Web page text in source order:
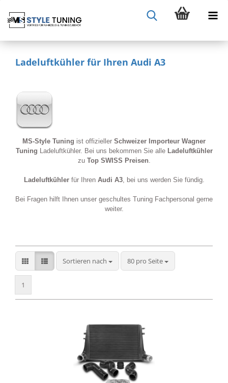
Ladeluftkühler für Ihren Audi A3
MS-Style Tuning ist offizieller Schweizer Importeur Wagner
Tuning Ladeluftkühler. Bei uns bekommen Sie alle Ladeluftkühler
zu Top SWISS Preisen.
Ladeluftkühler für Ihren Audi A3, bei uns werden Sie fündig.
Bei Fragen hilft Ihnen unser geschultes Tuning Fachpersonal gerne
weiter.
Sortieren nach
Sortieren nach 80 pro Seite
pro Seite
1